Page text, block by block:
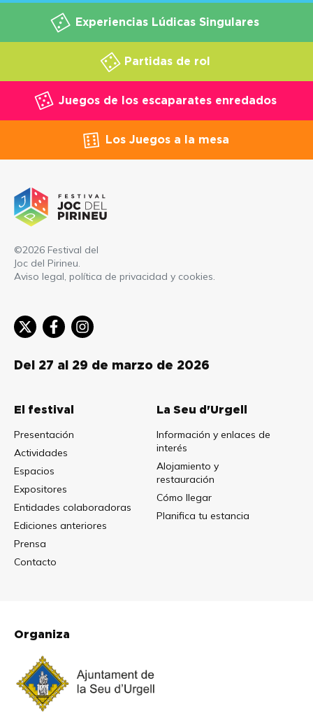
Experiencias Lúdicas Singulares
Partidas de rol
Juegos de los escaparates enredados
Los Juegos a la mesa
©2026 Festival del
Joc del Pirineu.
Aviso legal, política de privacidad y cookies.
Del 27 al 29 de marzo de 2026
El festival
Presentación
Actividades
Espacios
Expositores
Entidades colaboradoras
Ediciones anteriores
Prensa
Contacto
La Seu d'Urgell
Información y enlaces de
interés
Alojamiento y
restauración
Cómo llegar
Planifica tu estancia
Organiza